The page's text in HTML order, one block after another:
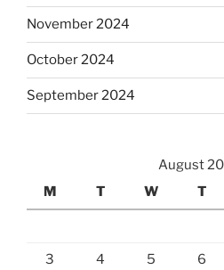
November 2024
October 2024
September 2024
August
M
T W T
3 4 5 6